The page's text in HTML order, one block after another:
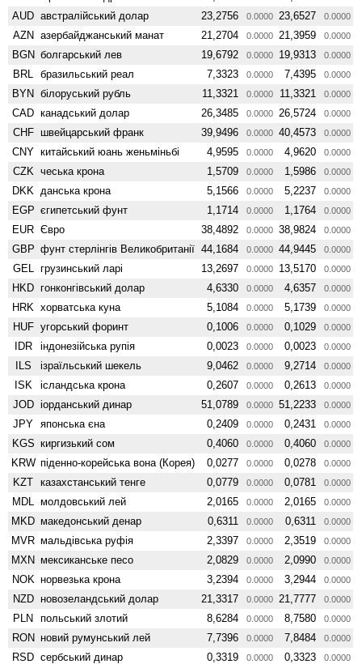
AUD австралійський долар 23,2756 0.0000 23,6527 0.0000
AZN азербайджанський манат 21,2704 0.0000 21,3959 0.0000
BGN болгарський лев 19,6792 0.0000 19,9313 0.0000
BRL бразильський реал 7,3323 0.0000 7,4395 0.0000
BYN білоруський рубль 11,3321 0.0000 11,3321 0.0000
CAD канадський долар 26,3485 0.0000 26,5724 0.0000
CHF швейцарський франк 39,9496 0.0000 40,4573 0.0000
CNY китайський юань женьмiньбi 4,9595 0.0000 4,9620 0.0000
CZK чеська крона 1,5709 0.0000 1,5986 0.0000
DKK данська крона 5,1566 0.0000 5,2237 0.0000
EGP єгипетський фунт 1,1714 0.0000 1,1764 0.0000
EUR Євро 38,4892 0.0000 38,9824 0.0000
GBP фунт стерлінгів Велико­британії 44,1684 0.0000 44,9445 0.0000
GEL грузинський ларі 13,2697 0.0000 13,5170 0.0000
HKD гонконгівський долар 4,6330 0.0000 4,6357 0.0000
HRK хорватська куна 5,1084 0.0000 5,1739 0.0000
HUF угорський форинт 0,1006 0.0000 0,1029 0.0000
IDR індонезійська рупія 0,0023 0.0000 0,0023 0.0000
ILS ізраїльський шекель 9,0462 0.0000 9,2714 0.0000
ISK ісландська крона 0,2607 0.0000 0,2613 0.0000
JOD іорданський динар 51,0789 0.0000 51,2233 0.0000
JPY японська єна 0,2409 0.0000 0,2431 0.0000
KGS киргизький сом 0,4060 0.0000 0,4060 0.0000
KRW піденно-корейська вона (Корея) 0,0277 0.0000 0,0278 0.0000
KZT казахстанський тенге 0,0779 0.0000 0,0781 0.0000
MDL молдовський лей 2,0165 0.0000 2,0165 0.0000
MKD македонський денар 0,6311 0.0000 0,6311 0.0000
MVR мальдівська руфія 2,3397 0.0000 2,3519 0.0000
MXN мексиканське песо 2,0829 0.0000 2,0990 0.0000
NOK норвезька крона 3,2394 0.0000 3,2944 0.0000
NZD ново­зеландський долар 21,3317 0.0000 21,7777 0.0000
PLN польський злотий 8,6284 0.0000 8,7580 0.0000
RON новий румунський лей 7,7396 0.0000 7,8484 0.0000
RSD сербський динар 0,3319 0.0000 0,3323 0.0000